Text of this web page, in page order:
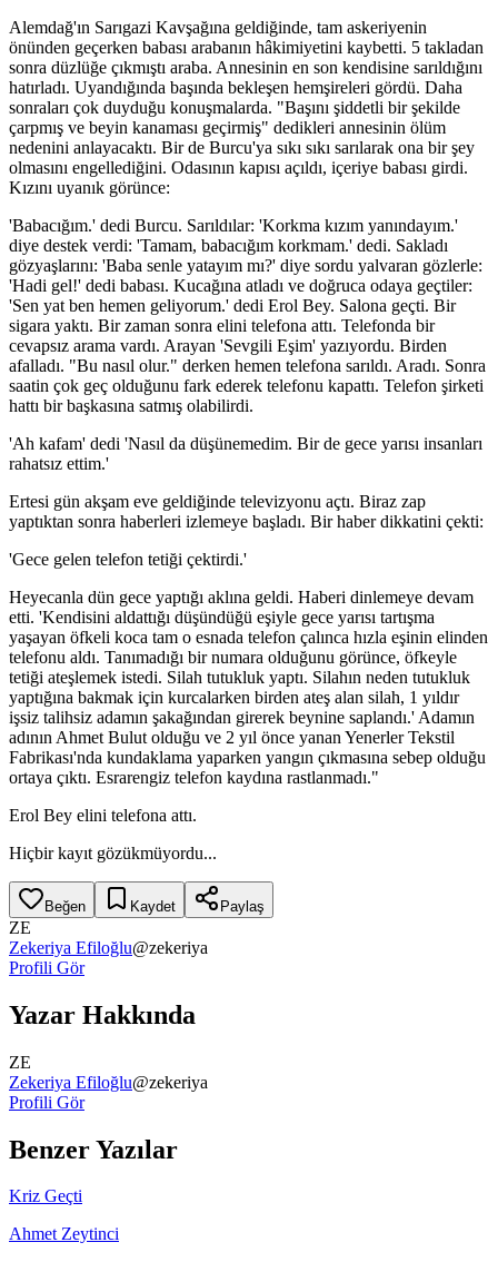
Alemdağ'ın Sarıgazi Kavşağına geldiğinde, tam askeriyenin
önünden geçerken babası arabanın hâkimiyetini kaybetti. 5 takladan
sonra düzlüğe çıkmıştı araba. Annesinin en son kendisine sarıldığını
hatırladı. Uyandığında başında bekleşen hemşireleri gördü. Daha
sonraları çok duyduğu konuşmalarda. "Başını şiddetli bir şekilde
çarpmış ve beyin kanaması geçirmiş" dedikleri annesinin ölüm
nedenini anlayacaktı. Bir de Burcu'ya sıkı sıkı sarılarak ona bir şey
olmasını engellediğini. Odasının kapısı açıldı, içeriye babası girdi.
Kızını uyanık görünce:
'Babacığım.' dedi Burcu. Sarıldılar: 'Korkma kızım yanındayım.'
diye destek verdi: 'Tamam, babacığım korkmam.' dedi. Sakladı
gözyaşlarını: 'Baba senle yatayım mı?' diye sordu yalvaran gözlerle:
'Hadi gel!' dedi babası. Kucağına atladı ve doğruca odaya geçtiler:
'Sen yat ben hemen geliyorum.' dedi Erol Bey. Salona geçti. Bir
sigara yaktı. Bir zaman sonra elini telefona attı. Telefonda bir
cevapsız arama vardı. Arayan 'Sevgili Eşim' yazıyordu. Birden
afalladı. "Bu nasıl olur." derken hemen telefona sarıldı. Aradı. Sonra
saatin çok geç olduğunu fark ederek telefonu kapattı. Telefon şirketi
hattı bir başkasına satmış olabilirdi.
'Ah kafam' dedi 'Nasıl da düşünemedim. Bir de gece yarısı insanları
rahatsız ettim.'
Ertesi gün akşam eve geldiğinde televizyonu açtı. Biraz zap
yaptıktan sonra haberleri izlemeye başladı. Bir haber dikkatini çekti:
'Gece gelen telefon tetiği çektirdi.'
Heyecanla dün gece yaptığı aklına geldi. Haberi dinlemeye devam
etti. 'Kendisini aldattığı düşündüğü eşiyle gece yarısı tartışma
yaşayan öfkeli koca tam o esnada telefon çalınca hızla eşinin elinden
telefonu aldı. Tanımadığı bir numara olduğunu görünce, öfkeyle
tetiği ateşlemek istedi. Silah tutukluk yaptı. Silahın neden tutukluk
yaptığına bakmak için kurcalarken birden ateş alan silah, 1 yıldır
işsiz talihsiz adamın şakağından girerek beynine saplandı.' Adamın
adının Ahmet Bulut olduğu ve 2 yıl önce yanan Yenerler Tekstil
Fabrikası'nda kundaklama yaparken yangın çıkmasına sebep olduğu
ortaya çıktı. Esrarengiz telefon kaydına rastlanmadı."
Erol Bey elini telefona attı.
Hiçbir kayıt gözükmüyordu...
Beğen Kaydet Paylaş
ZE
Zekeriya Efiloğlu@zekeriya
Profili Gör
Yazar Hakkında
ZE
Zekeriya Efiloğlu@zekeriya
Profili Gör
Benzer Yazılar
Kriz Geçti
Ahmet Zeytinci